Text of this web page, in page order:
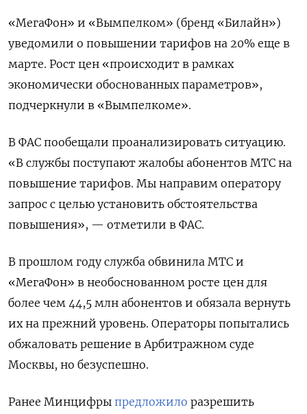
«МегаФон» и «Вымпелком» (бренд «Билайн»)
уведомили о повышении тарифов на 20% еще в
марте. Рост цен «происходит в рамках
экономически обоснованных параметров»,
подчеркнули в «Вымпелкоме».
В ФАС пообещали проанализировать ситуацию.
«В службы поступают жалобы абонентов МТС на
повышение тарифов. Мы направим оператору
запрос с целью установить обстоятельства
повышения», — отметили в ФАС.
В прошлом году служба обвинила МТС и
«МегаФон» в необоснованном росте цен для
более чем 44,5 млн абонентов и обязала вернуть
их на прежний уровень. Операторы попытались
обжаловать решение в Арбитражном суде
Москвы, но безуспешно.
Ранее Минцифры предложило разрешить